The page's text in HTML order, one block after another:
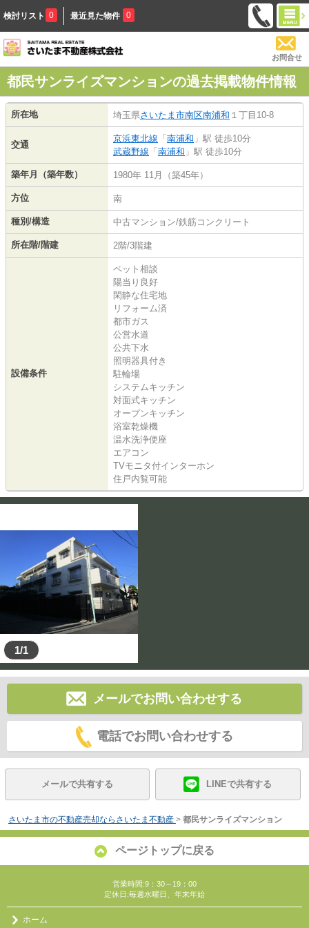
検討リスト 0 最近見た物件 0
お問合せ
都民サンライズマンションの過去掲載物件情報
所在地 埼玉県さいたま市南区南浦和 １丁目10-8
交通
京浜東北線 「 南浦和 」駅 徒歩10分
武蔵野線 「 南浦和 」駅 徒歩10分
築年月（築年数） 1980年 11月（築45年）
方位 南
種別/構造 中古マンション/鉄筋コンクリート
所在階/階建 2階/3階建
設備条件
ペット相談
陽当り良好
閑静な住宅地
リフォーム済
都市ガス
公営水道
公共下水
照明器具付き
駐輪場
システムキッチン
対面式キッチン
オープンキッチン
浴室乾燥機
温水洗浄便座
エアコン
TVモニタ付インターホン
住戸内覧可能
1/1
メールでお問い合わせする
電話でお問い合わせする
メールで共有する LINEで共有する
さいたま市の不動産売却ならさいたま不動産 > 都民サンライズマンション
ページトップに戻る
営業時間:9：30～19：00
定休日:毎週水曜日、年末年始
ホーム